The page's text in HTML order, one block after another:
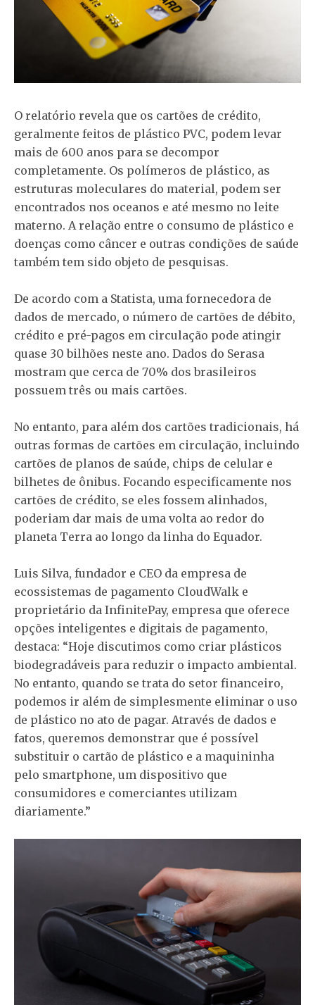
O relatório revela que os cartões de crédito,
geralmente feitos de plástico PVC, podem levar
mais de 600 anos para se decompor
completamente. Os polímeros de plástico, as
estruturas moleculares do material, podem ser
encontrados nos oceanos e até mesmo no leite
materno. A relação entre o consumo de plástico e
doenças como câncer e outras condições de saúde
também tem sido objeto de pesquisas.
De acordo com a Statista, uma fornecedora de
dados de mercado, o número de cartões de débito,
crédito e pré-pagos em circulação pode atingir
quase 30 bilhões neste ano. Dados do Serasa
mostram que cerca de 70% dos brasileiros
possuem três ou mais cartões.
No entanto, para além dos cartões tradicionais, há
outras formas de cartões em circulação, incluindo
cartões de planos de saúde, chips de celular e
bilhetes de ônibus. Focando especificamente nos
cartões de crédito, se eles fossem alinhados,
poderiam dar mais de uma volta ao redor do
planeta Terra ao longo da linha do Equador.
Luis Silva, fundador e CEO da empresa de
ecossistemas de pagamento CloudWalk e
proprietário da InfinitePay, empresa que oferece
opções inteligentes e digitais de pagamento,
destaca: “Hoje discutimos como criar plásticos
biodegradáveis para reduzir o impacto ambiental.
No entanto, quando se trata do setor financeiro,
podemos ir além de simplesmente eliminar o uso
de plástico no ato de pagar. Através de dados e
fatos, queremos demonstrar que é possível
substituir o cartão de plástico e a maquininha
pelo smartphone, um dispositivo que
consumidores e comerciantes utilizam
diariamente.”